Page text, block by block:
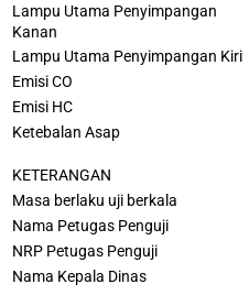
Lampu Utama Penyimpangan
Kanan
Lampu Utama Penyimpangan Kiri
Emisi CO
Emisi HC
Ketebalan Asap
KETERANGAN
Masa berlaku uji berkala
Nama Petugas Penguji
NRP Petugas Penguji
Nama Kepala Dinas